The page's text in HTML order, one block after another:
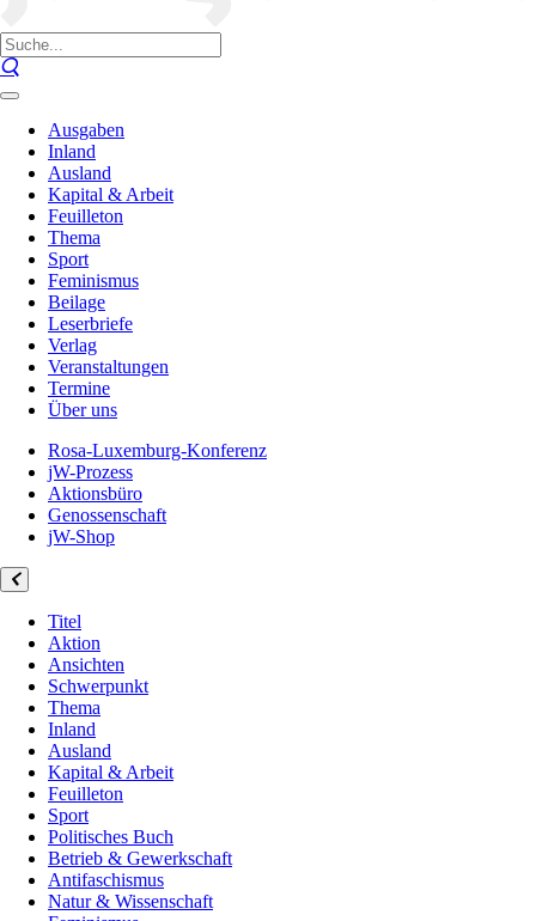
Ausgaben
Inland
Ausland
Kapital & Arbeit
Feuilleton
Thema
Sport
Feminismus
Beilage
Leserbriefe
Verlag
Veranstaltungen
Termine
Über uns
Rosa-Luxemburg-Konferenz
jW-Prozess
Aktionsbüro
Genossenschaft
jW-Shop
Titel
Aktion
Ansichten
Schwerpunkt
Thema
Inland
Ausland
Kapital & Arbeit
Feuilleton
Sport
Politisches Buch
Betrieb & Gewerkschaft
Antifaschismus
Natur & Wissenschaft